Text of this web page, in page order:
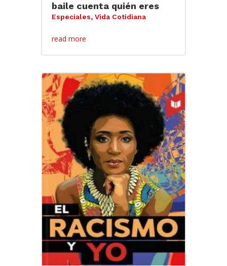
baile cuenta quién eres
Especiales, Vida Cotidiana
read more